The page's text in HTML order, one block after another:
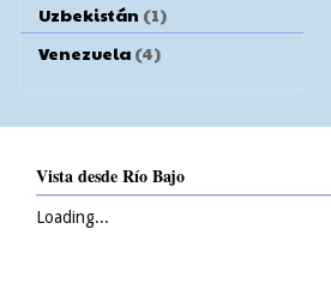
Uzbekistán (1)
Venezuela (4)
Vista desde Río Bajo
Loading...